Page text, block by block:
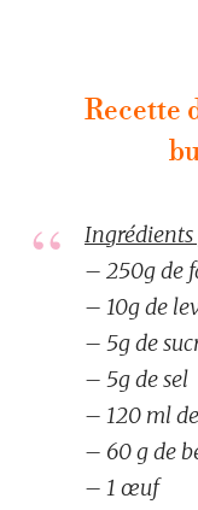
Recette
Ingrédients
– 250g de
– 10g de
– 5g de
– 5g de sel
– 120 ml
– 60 g de
– 1 œuf